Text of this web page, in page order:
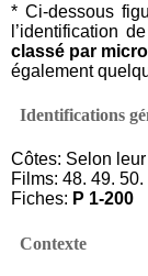
* Ci-dessous
l’identification
classé par
également
Identifications
Côtes: Selon
Films: 48. 49.
Fiches: P 1-200
Contexte